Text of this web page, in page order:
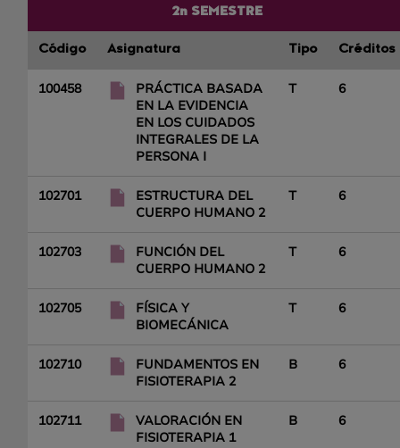
2n SEMESTRE
Código Asignatura Tipo Créditos
100458
PRÁCTICA BASADA
EN LA EVIDENCIA
EN LOS CUIDADOS
INTEGRALES DE LA
PERSONA I
T 6
102701
ESTRUCTURA DEL
CUERPO HUMANO 2
T 6
102703
FUNCIÓN DEL
CUERPO HUMANO 2
T 6
102705
FÍSICA Y
BIOMECÁNICA
T 6
102710
FUNDAMENTOS EN
FISIOTERAPIA 2
B 6
102711
VALORACIÓN EN
FISIOTERAPIA 1
B 6